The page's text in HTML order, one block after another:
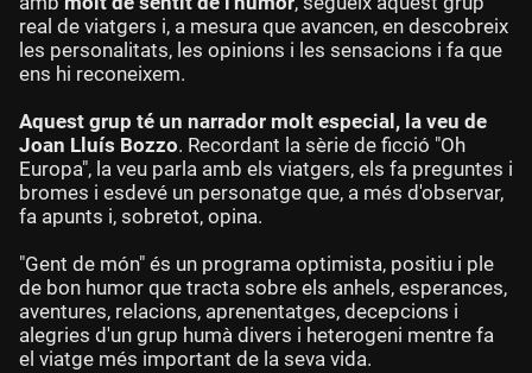
real de viatgers i, a mesura que avancen, en descobreix
les personalitats, les opinions i les sensacions i fa que
ens hi reconeixem.
Aquest grup té un narrador molt especial, la veu de
Joan Lluís Bozzo. Recordant la sèrie de ficció "Oh
Europa", la veu parla amb els viatgers, els fa preguntes i
bromes i esdevé un personatge que, a més d'observar,
fa apunts i, sobretot, opina.
"Gent de món" és un programa optimista, positiu i ple
de bon humor que tracta sobre els anhels, esperances,
aventures, relacions, aprenentatges, decepcions i
alegries d'un grup humà divers i heterogeni mentre fa
el viatge més important de la seva vida.